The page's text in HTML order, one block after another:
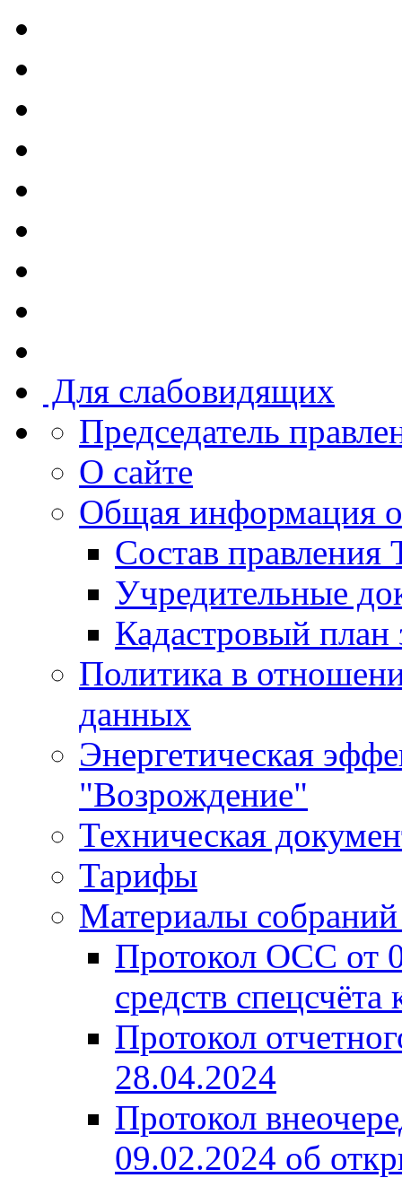
Для слабовидящих
Председатель
О сайте
Общая информация
Состав
Учредительные
Кадастровый план
Политика в
данных
Энергетическая
"Возрождение"
Техническая
Тарифы
Материалы
Протокол ОСС от
средств
Протокол
28.04.2024
Протокол
09.02.2024 об